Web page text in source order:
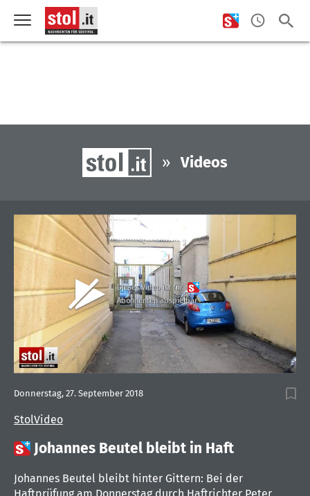
» Videos
Dieses Video ist für
Abonnenten abspielbar
StolVideo
Donnerstag, 27. September 2018
 Johannes Beutel bleibt in Haft
Johannes Beutel bleibt hinter Gittern: Bei der
Haftprüfung am Donnerstag durch Haftrichter Peter